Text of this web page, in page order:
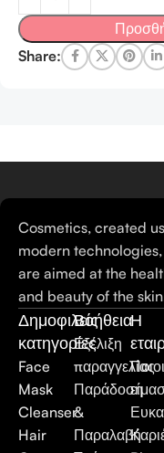
Share:
Cosmetics, created
modern technologies,
are aimed at the
and beauty of the
Δημοφιλείς
κατηγορίες
Face
Mask
Cleanser
Hair
Βοήθεια
Εξέλιξη
παραγγελίας
Παράδοση
&
Παραλαβή
Η
Ποιοι